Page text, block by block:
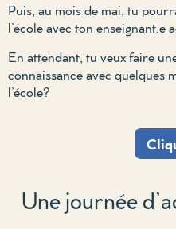
Puis, au mois de mai, tu
l’école avec ton enseignant.e
En attendant, tu veux faire
connaissance avec quelques
l’école?
Une journée